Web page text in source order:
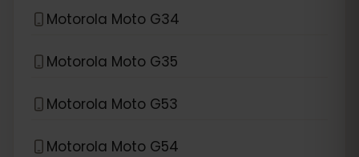
Motorola Moto G34
Motorola Moto G35
Motorola Moto G53
Motorola Moto G54